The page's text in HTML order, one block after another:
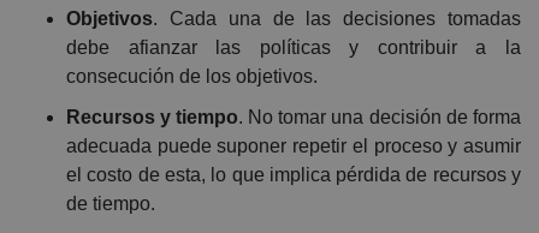
Objetivos. Cada una de las decisiones tomadas
debe afianzar las políticas y contribuir a la
consecución de los objetivos.
Recursos y tiempo. No tomar una decisión de forma
adecuada puede suponer repetir el proceso y asumir
el costo de esta, lo que implica pérdida de recursos y
de tiempo.